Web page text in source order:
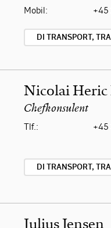
Mobil:
DI TRANSPORT,
Nicolai Heric
Chefkonsulent
Tlf.:
DI TRANSPORT,
Julius Jensen